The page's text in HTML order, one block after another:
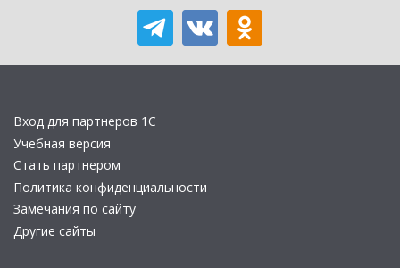
Вход для партнеров 1С
Учебная версия
Стать партнером
Политика конфиденциальности
Замечания по сайту
Другие сайты